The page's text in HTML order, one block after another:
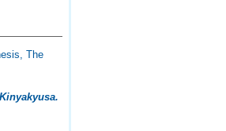
The